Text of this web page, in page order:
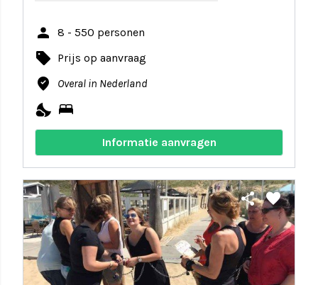
person 8 - 550 personen
local_offer Prijs op aanvraag
where_to_vote Overal in Nederland
nights_stay bed
Informatie aanvragen
share favorite